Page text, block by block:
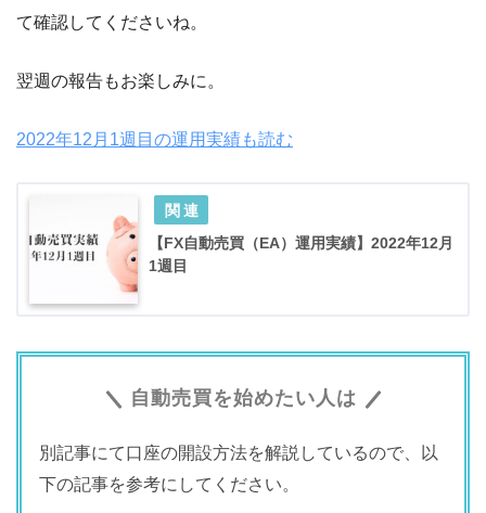
て確認してくださいね。
翌週の報告もお楽しみに。
2022年12月1週目の運用実績も読む
【FX自動売買（EA）運用実績】2022年12月
1週目
自動売買を始めたい人は
別記事にて口座の開設方法を解説しているので、以
下の記事を参考にしてください。